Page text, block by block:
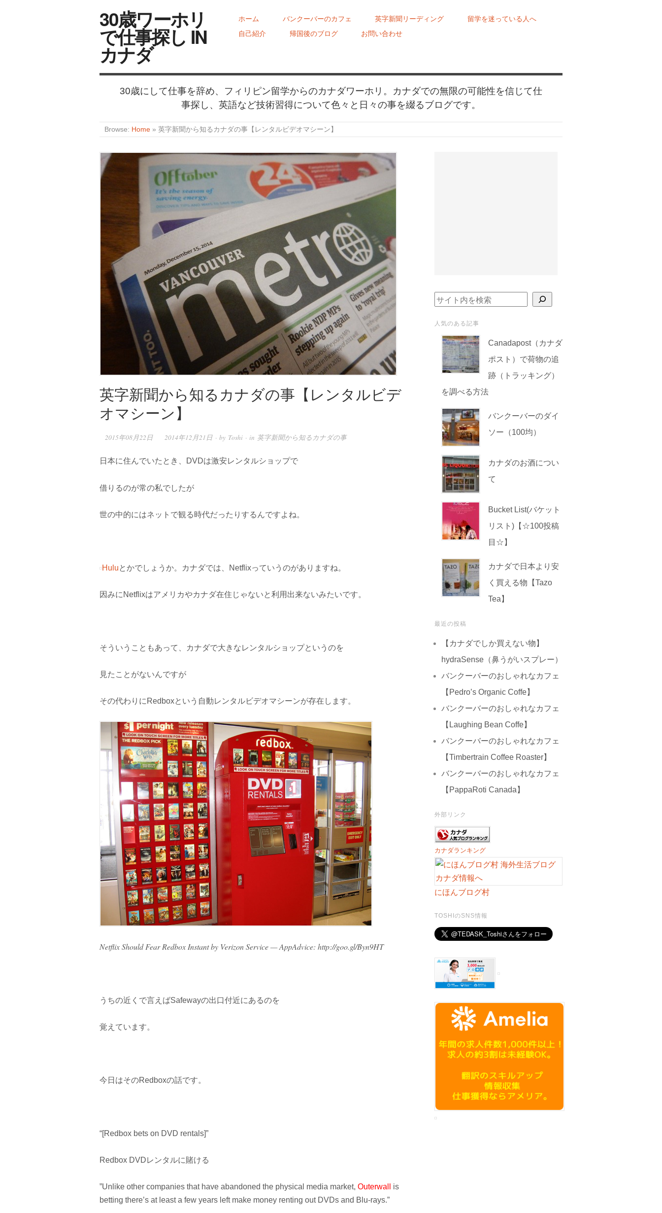
30歳ワーホリ
で仕事探し IN
カナダ
ホーム バンクーバーのカフェ 英字新聞リーディング
留学を迷っている人へ
自己紹介
帰国後のブログ お問い合わせ
30歳にして仕事を辞め、フィリピン留学からのカナダワーホリ。カナダでの無限の可能性を信じて仕
事探し、英語など技術習得について色々と日々の事を綴るブログです。
Browse: Home » 英字新聞から知るカナダの事【レンタルビデオマシーン】
英字新聞から知るカナダの事【レンタルビデ
オマシーン】
2015年08月22日 2014年12月21日 · by Toshi · in 英字新聞から知るカナダの事
日本に住んでいたとき、DVDは激安レンタルショップで
借りるのが常の私でしたが
世の中的にはネットで観る時代だったりするんですよね。
Huluとかでしょうか。カナダでは、Netflixっていうのがありますね。
因みにNetflixはアメリカやカナダ在住じゃないと利用出来ないみたいです。
そういうこともあって、カナダで大きなレンタルショップというのを
見たことがないんですが
その代わりにRedboxという自動レンタルビデオマシーンが存在します。
Netflix Should Fear Redbox Instant by Verizon Service — AppAdvice: http://goo.gl/Byn9HT
うちの近くで言えばSafewayの出口付近にあるのを
覚えています。
今日はそのRedboxの話です。
“[Redbox bets on DVD rentals]”
Redbox DVDレンタルに賭ける
”Unlike other companies that have abandoned the physical media market, Outerwall
is
betting there’s at least a few years left make money renting out DVDs and Blu-rays.”
検索
人気のある記事
Canadapost（カナダ
ポスト）で荷物の追
跡（トラッキング）
を調べる方法
バンクーバーのダイ
ソー（100均）
カナダのお酒につい
て
Bucket List(バケット
リスト)【☆100投稿
目☆】
カナダで日本より安
く買える物【Tazo
Tea】
最近の投稿
【カナダでしか買えない物】
hydraSense（鼻うがいスプレー）
バンクーバーのおしゃれなカフェ
【Pedro’s Organic Coffe】
バンクーバーのおしゃれなカフェ
【Laughing Bean Coffe】
バンクーバーのおしゃれなカフェ
【Timbertrain Coffee Roaster】
バンクーバーのおしゃれなカフェ
【PappaRoti Canada】
外部リンク
カナダランキング
にほんブログ村
TOSHIのSNS情報